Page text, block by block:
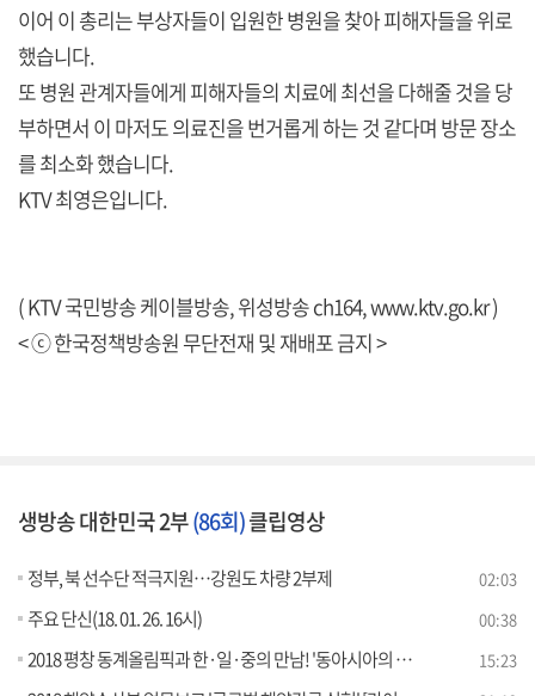
이어 이 총리는 부상자들이 입원한 병원을 찾아 피해자들을 위로
했습니다.
또 병원 관계자들에게 피해자들의 치료에 최선을 다해줄 것을 당
부하면서 이 마저도 의료진을 번거롭게 하는 것 같다며 방문 장소
를 최소화 했습니다.
KTV 최영은입니다.
( KTV 국민방송 케이블방송, 위성방송 ch164,www.ktv.go.kr)
< ⓒ 한국정책방송원 무단전재 및 재배포 금지 >
생방송 대한민국 2부(86회)클립영상
정부, 북 선수단 적극지원…강원도 차량 2부제 02:03
주요 단신(18. 01. 26. 16시) 00:38
2018 평창 동계올림픽과 한·일·중의 만남! '동아시아의 호랑이 미술展' 15:23